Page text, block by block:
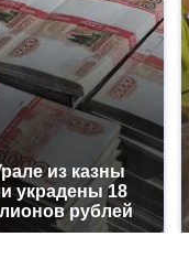
из казны
украдены 18
рублей